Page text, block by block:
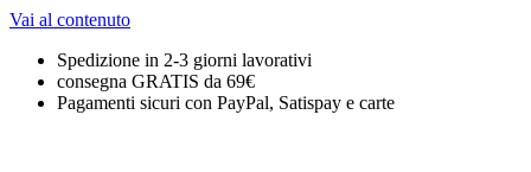
Vai al contenuto
Spedizione in 2-3 giorni lavorativi
consegna GRATIS da 69€
Pagamenti sicuri con PayPal, Satispay e carte